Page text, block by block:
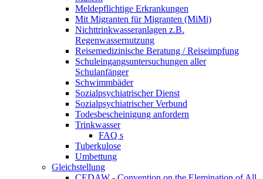
Meldepflichtige Erkrankungen
Mit Migranten für Migranten (MiMi)
Nichttrinkwasseranlagen z.B.
Regenwassernutzung
Reisemedizinische Beratung / Reiseimpfung
Schuleingangsuntersuchungen aller
Schulanfänger
Schwimmbäder
Sozialpsychiatrischer Dienst
Sozialpsychiatrischer Verbund
Todesbescheinigung anfordern
Trinkwasser
FAQ s
Tuberkulose
Umbettung
Gleichstellung